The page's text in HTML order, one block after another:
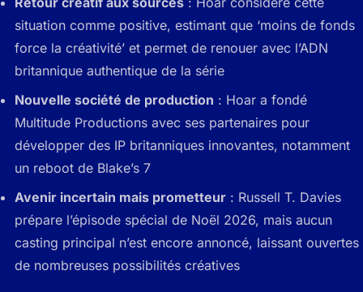
situation comme positive, estimant que ‘moins de fonds
force la créativité’ et permet de renouer avec l’ADN
britannique authentique de la série
Nouvelle société de production : Hoar a fondé
Multitude Productions avec ses partenaires pour
développer des IP britanniques innovantes, notamment
un reboot de Blake’s 7
Avenir incertain mais prometteur : Russell T. Davies
prépare l’épisode spécial de Noël 2026, mais aucun
casting principal n’est encore annoncé, laissant ouvertes
de nombreuses possibilités créatives